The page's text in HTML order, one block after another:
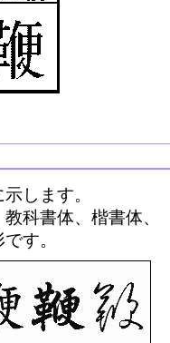
します。
科書体、楷書体、
す。